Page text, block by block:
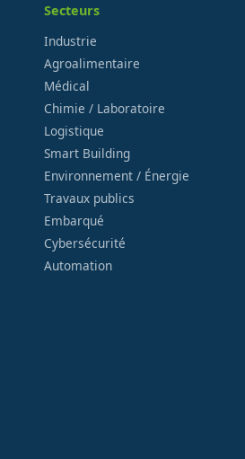
Secteurs
Industrie
Agroalimentaire
Médical
Chimie / Laboratoire
Logistique
Smart Building
Environnement / Énergie
Travaux publics
Embarqué
Cybersécurité
Automation